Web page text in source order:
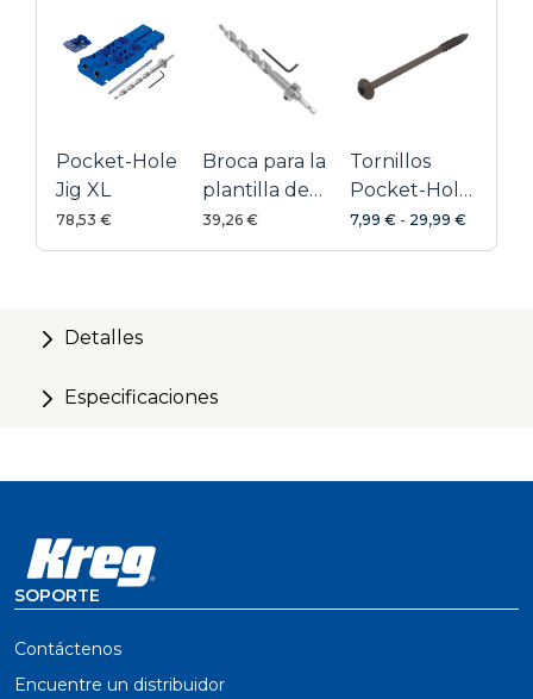
Pocket-Hole
Jig XL
78,53 €
Broca para la
plantilla de
taladrar Kreg
Pocket-Hole
39,26 €
Tornillos
Pocket-Hole
XL
7,99 € - 29,99 €
Detalles
Especificaciones
SOPORTE
Contáctenos
Encuentre un distribuidor